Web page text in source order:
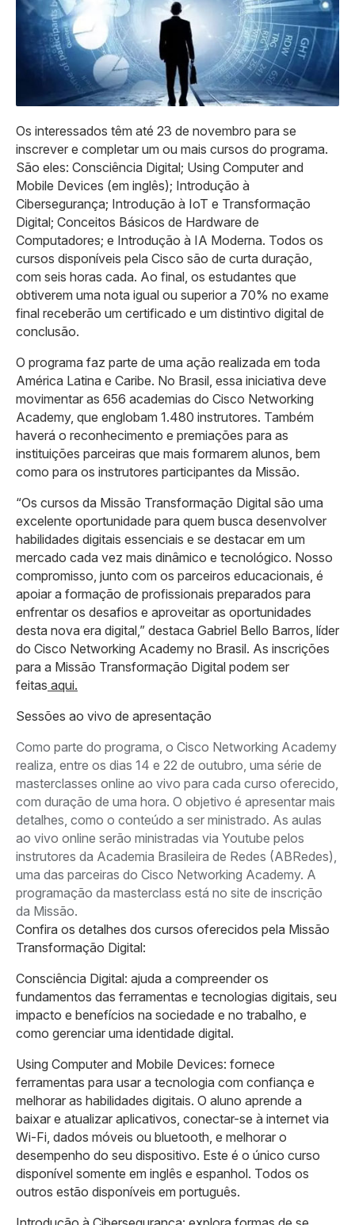
Os interessados têm até 23 de novembro para se
inscrever e completar um ou mais cursos do programa.
São eles: Consciência Digital; Using Computer and
Mobile Devices (em inglês); Introdução à
Cibersegurança; Introdução à IoT e Transformação
Digital; Conceitos Básicos de Hardware de
Computadores; e Introdução à IA Moderna. Todos os
cursos disponíveis pela Cisco são de curta duração,
com seis horas cada. Ao final, os estudantes que
obtiverem uma nota igual ou superior a 70% no exame
final receberão um certificado e um distintivo digital de
conclusão.
O programa faz parte de uma ação realizada em toda
América Latina e Caribe. No Brasil, essa iniciativa deve
movimentar as 656 academias do Cisco Networking
Academy, que englobam 1.480 instrutores. Também
haverá o reconhecimento e premiações para as
instituições parceiras que mais formarem alunos, bem
como para os instrutores participantes da Missão.
“Os cursos da Missão Transformação Digital são uma
excelente oportunidade para quem busca desenvolver
habilidades digitais essenciais e se destacar em um
mercado cada vez mais dinâmico e tecnológico. Nosso
compromisso, junto com os parceiros educacionais, é
apoiar a formação de profissionais preparados para
enfrentar os desafios e aproveitar as oportunidades
desta nova era digital,” destaca Gabriel Bello Barros, líder
do Cisco Networking Academy no Brasil. As inscrições
para a Missão Transformação Digital podem ser
feitas aqui.
Sessões ao vivo de apresentação
Como parte do programa, o Cisco Networking Academy
realiza, entre os dias 14 e 22 de outubro, uma série de
masterclasses online ao vivo para cada curso oferecido,
com duração de uma hora. O objetivo é apresentar mais
detalhes, como o conteúdo a ser ministrado. As aulas
ao vivo online serão ministradas via Youtube pelos
instrutores da Academia Brasileira de Redes (ABRedes),
uma das parceiras do Cisco Networking Academy. A
programação da masterclass está no site de inscrição
da Missão.
Confira os detalhes dos cursos oferecidos pela Missão
Transformação Digital:
Consciência Digital: ajuda a compreender os
fundamentos das ferramentas e tecnologias digitais, seu
impacto e benefícios na sociedade e no trabalho, e
como gerenciar uma identidade digital.
Using Computer and Mobile Devices: fornece
ferramentas para usar a tecnologia com confiança e
melhorar as habilidades digitais. O aluno aprende a
baixar e atualizar aplicativos, conectar-se à internet via
Wi-Fi, dados móveis ou bluetooth, e melhorar o
desempenho do seu dispositivo. Este é o único curso
disponível somente em inglês e espanhol. Todos os
outros estão disponíveis em português.